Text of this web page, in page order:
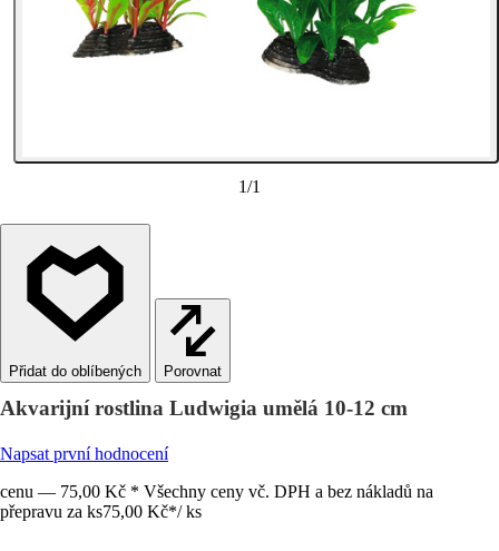
1/1
Porovnat
Akvarijní rostlina Ludwigia umělá 10-12 cm
Napsat první hodnocení
cenu — 75,00 Kč * Všechny ceny vč. DPH a bez nákladů na
přepravu za ks75,00 Kč*/ ks